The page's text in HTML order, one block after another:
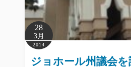
28
3月
2014
ジョホール州議会を